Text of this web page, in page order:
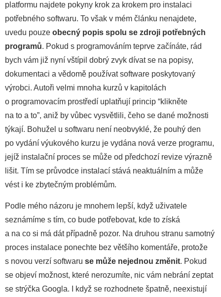
platformu najdete pokyny krok za krokem pro instalaci
potřebného softwaru. To však v mém článku nenajdete,
uvedu pouze obecný popis spolu se zdroji potřebných
programů. Pokud s programováním teprve začínáte, rád
bych vám již nyní vštípil dobrý zvyk dívat se na popisy,
dokumentaci a vědomě používat software poskytovaný
výrobci. Autoři velmi mnoha kurzů v kapitolách
o programovacím prostředí uplatňují princip “klikněte
na to a to”, aniž by vůbec vysvětlili, čeho se dané možnosti
týkají. Bohužel u softwaru není neobvyklé, že pouhý den
po vydání výukového kurzu je vydána nová verze programu,
jejíž instalační proces se může od předchozí revize výrazně
lišit. Tím se průvodce instalací stává neaktuálním a může
vést i ke zbytečným problémům.
Podle mého názoru je mnohem lepší, když uživatele
seznámíme s tím, co bude potřebovat, kde to získá
a na co si má dát případně pozor. Na druhou stranu samotný
proces instalace ponechte bez většího komentáře, protože
s novou verzí softwaru se může nejednou změnit. Pokud
se objeví možnost, které nerozumíte, nic vám nebrání zeptat
se strýčka Googla. I když se rozhodnete špatně, neexistují